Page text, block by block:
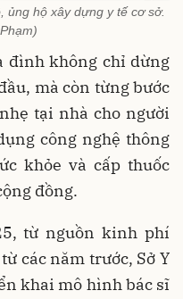
ủng hộ xây dựng y tế cơ sở.
đình không chỉ dừng
mà còn từng bước
tại nhà cho người
công nghệ thông
khỏe và cấp thuốc
đồng.
từ nguồn kinh phí
các năm trước, Sở Y
khai mô hình bác sĩ